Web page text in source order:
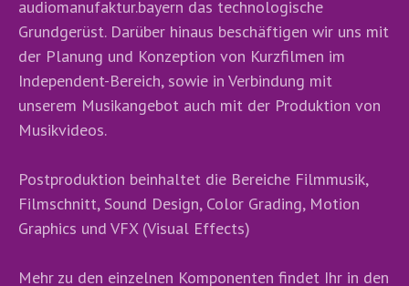
audiomanufaktur.bayern das technologische
Grundgerüst. Darüber hinaus beschäftigen wir uns mit
der Planung und Konzeption von Kurzfilmen im
Independent-Bereich, sowie in Verbindung mit
unserem Musikangebot auch mit der Produktion von
Musikvideos.
Postproduktion beinhaltet die Bereiche Filmmusik,
Filmschnitt, Sound Design, Color Grading, Motion
Graphics und VFX (Visual Effects)
Mehr zu den einzelnen Komponenten findet Ihr in den